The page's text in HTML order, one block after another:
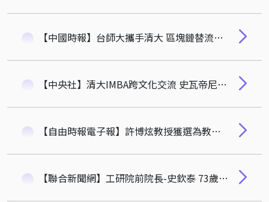
【中國時報】台師大攜手清大 區塊鏈替流行音樂產業加值
【中央社】清大IMBA跨文化交流 史瓦帝尼郡主稱讚台灣防疫
【自由時報電子報】許博炫教授獲選為教育部108年度玉山學者！
【聯合新聞網】工研院前院長-史欽泰 73歲「推動台灣，繼續學習」